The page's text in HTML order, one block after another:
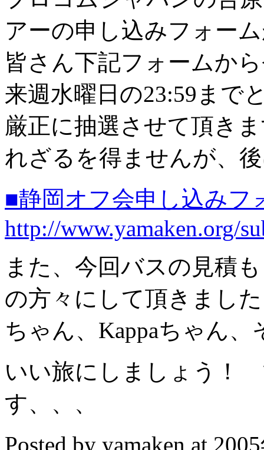
アーの申し込みフォー
皆さん下記フォームか
来週水曜日の23:59まで
厳正に抽選させて頂き
れざるを得ませんが、
■静岡オフ会申し込みフ
http://www.yamaken.org/
また、今回バスの見積
の方々にして頂きまし
ちゃん、Kappaちゃん
いい旅にしましょう！
す、、、
Posted by yamaken at